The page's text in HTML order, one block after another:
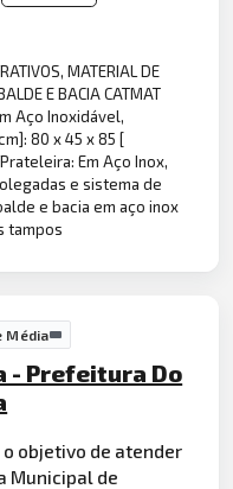
MATERIAL DE
E BACIA CATMAT
Aço Inoxidável,
80 x 45 x 85 [
Em Aço Inox,
e sistema de
e bacia em aço inox
tampos
Média
- Prefeitura Do
o objetivo de atender
Municipal de